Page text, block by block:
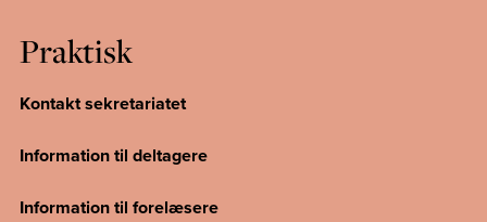
Praktisk
Kontakt sekretariatet
Information til deltagere
Information til forelæsere